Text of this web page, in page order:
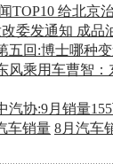
TOP10 给北京
委发通知 成品
五回:博士哪种
风乘用车曹智：
汽协:9月销量
车销量 8月汽车